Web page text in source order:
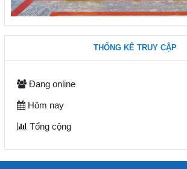
THỐNG KÊ TRUY CẬP
Đang online
Hôm nay
Tổng cộng